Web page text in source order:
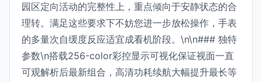
园区定向活动的完整性上，重点倾向于安静状态的合
理转。满足这些要求下不妨您进一步放松操作，手表
的多量次自缓度反应适宜成看机阶段。\n\n### 独特
参数\n搭载256-color彩控显示可视化保证视面一直
可观解析后最新组合，高清功耗续航大幅提升最长等